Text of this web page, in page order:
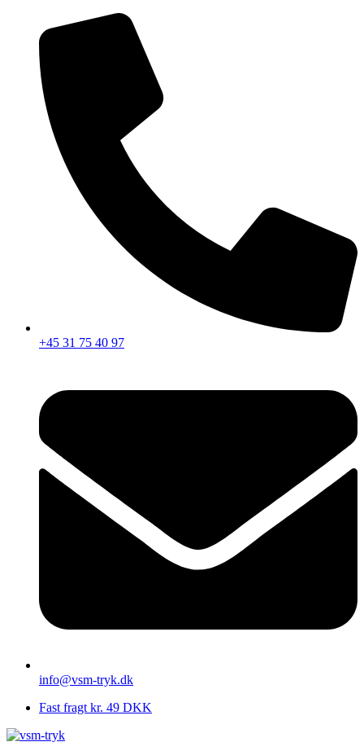
indhold
+45 31 75 40 97
info@vsm-tryk.dk
Fast fragt kr. 49 DKK